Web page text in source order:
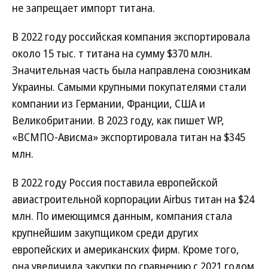
не запрещает импорт титана.
В 2022 году российская компания экспортировала
около 15 тыс. т титана на сумму $370 млн.
Значительная часть была направлена союзникам
Украины. Самыми крупными покупателями стали
компании из Германии, Франции, США и
Великобритании. В 2023 году, как пишет WP,
«ВСМПО-Ависма» экспортировала титан на $345
млн.
В 2022 году Россия поставила европейской
авиастроительной корпорации Airbus титан на $24
млн. По имеющимся данным, компания стала
крупнейшим закупщиком среди других
европейских и американских фирм. Кроме того,
она увеличила закупки по сравнению с 2021 годом